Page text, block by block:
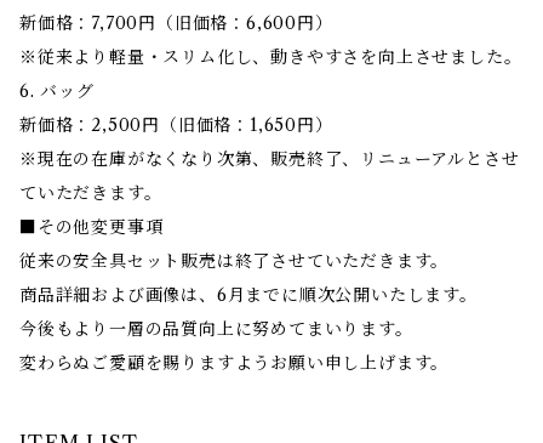
新価格：7,700円（旧価格：6,600円）
※従来より軽量・スリム化し、動きやすさを向上させました。
6. バッグ
新価格：2,500円（旧価格：1,650円）
※現在の在庫がなくなり次第、販売終了、リニューアルとさせ
ていただきます。
■その他変更事項
従来の安全具セット販売は終了させていただきます。
商品詳細および画像は、6月までに順次公開いたします。
今後もより一層の品質向上に努めてまいります。
変わらぬご愛顧を賜りますようお願い申し上げます。